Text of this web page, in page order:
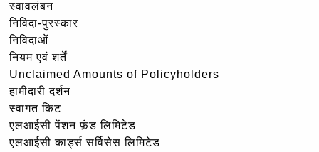
स्वावलंबन
निविदा-पुरस्कार
निविदाओं
नियम एवं शर्तें
Unclaimed Amounts of Policyholders
हामीदारी दर्शन
स्वागत किट
एलआईसी पेंशन फ़ंड लिमिटेड
एलआईसी कार्ड्स सर्विसेस लिमिटेड